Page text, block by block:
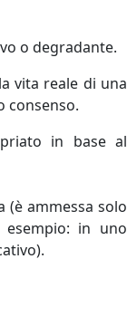
o degradante.
vita reale di una
consenso.
in base al
(è ammessa solo
esempio: in uno